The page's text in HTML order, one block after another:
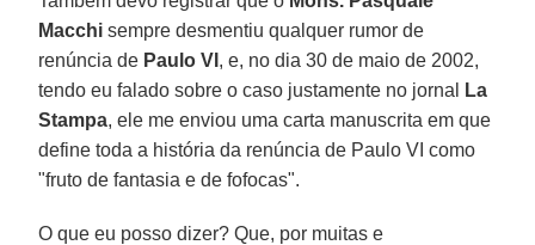
Macchi sempre desmentiu qualquer rumor de
renúncia de Paulo VI , e, no dia 30 de maio de 2002,
tendo eu falado sobre o caso justamente no jornal
La
Stampa, ele me enviou uma carta manuscrita em que
define toda a história da renúncia de Paulo VI como
"fruto de fantasia e de fofocas".
O que eu posso dizer? Que, por muitas e